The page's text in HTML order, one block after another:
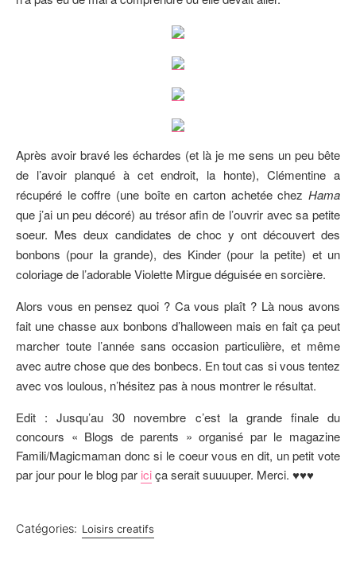
Après avoir bravé les échardes (et là je me sens un peu bête
de l’avoir planqué à cet endroit, la honte), Clémentine a
récupéré le coffre (une boîte en carton achetée chez Hama
que j’ai un peu décoré) au trésor afin de l’ouvrir avec sa petite
soeur. Mes deux candidates de choc y ont découvert des
bonbons (pour la grande), des Kinder (pour la petite) et un
coloriage de l’adorable Violette Mirgue déguisée en sorcière.
Alors vous en pensez quoi ? Ca vous plaît ? Là nous avons
fait une chasse aux bonbons d’halloween mais en fait ça peut
marcher toute l’année sans occasion particulière, et même
avec autre chose que des bonbecs. En tout cas si vous tentez
avec vos loulous, n’hésitez pas à nous montrer le résultat.
Edit : Jusqu’au 30 novembre c’est la grande finale du
concours « Blogs de parents » organisé par le magazine
Famili/Magicmaman donc si le coeur vous en dit, un petit vote
par jour pour le blog par iciça serait suuuuper. Merci. ♥♥♥
Catégories: Loisirs creatifs